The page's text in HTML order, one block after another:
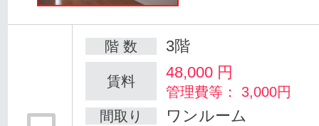
階 数 3階
賃料 48,000 円
管理費等： 3,000円
間取り
ワンルーム